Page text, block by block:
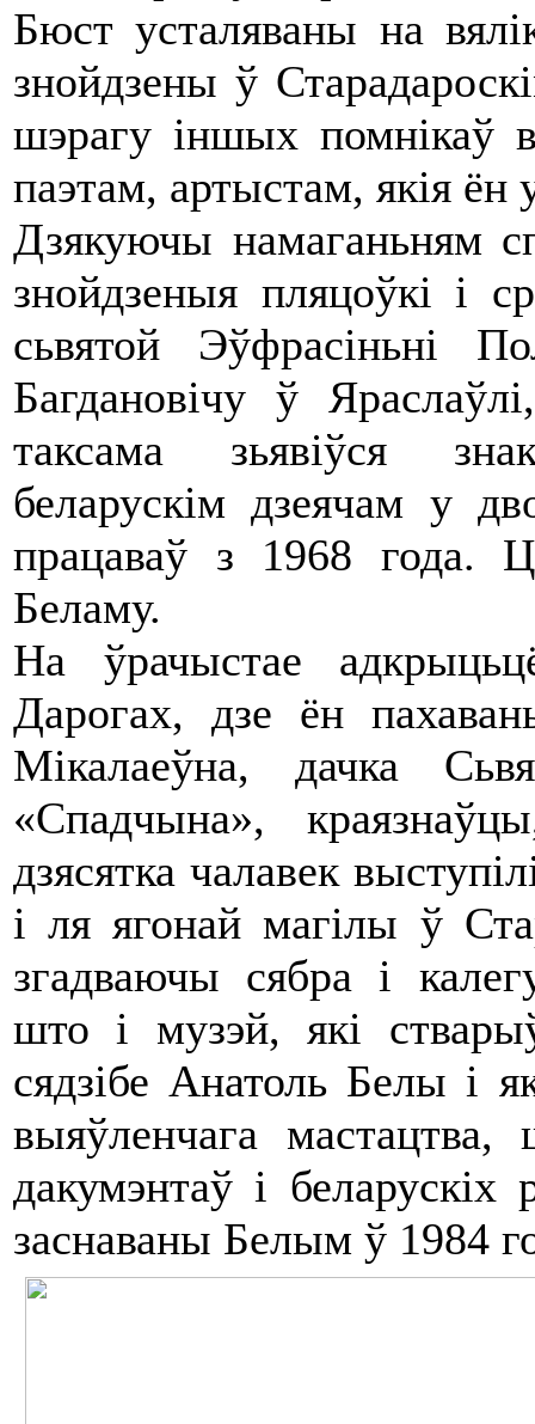
Бюст усталяваны на
знойдзены ў
шэрагу іншых помнікаў
паэтам, артыстам, якія ён
Дзякуючы намаганьням
знойдзеныя пляцоўкі і
сьвятой Эўфрасіньні
Багдановічу ў
таксама зьявіўся
беларускім дзеячам у
працаваў з 1968 года.
Беламу.
На ўрачыстае
Дарогах, дзе ён
Мікалаеўна, дачка
«Спадчына»,
дзясятка чалавек
і ля ягонай магілы ў
згадваючы сябра і
што і музэй, які
сядзібе Анатоль Белы і
выяўленчага
дакумэнтаў і
заснаваны Белым ў 1984